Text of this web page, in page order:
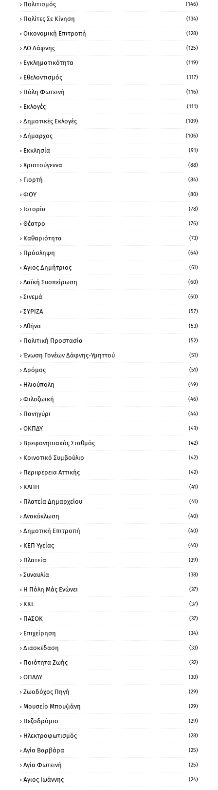
Πολιτισμός (146)
Πολίτες Σε Κίνηση (134)
Οικονομική Επιτροπή (128)
ΑΟ Δάφνης (125)
Εγκληματικότητα (119)
Εθελοντισμός (117)
Πόλη Φωτεινή (116)
Εκλογές (111)
Δημοτικές Εκλογές (109)
Δήμαρχος (106)
Εκκλησία (91)
Χριστούγεννα (88)
Γιορτή (84)
ΦΟΥ (80)
Ιστορία (78)
Θέατρο (76)
Καθαριότητα (73)
Πρόσληψη (64)
Άγιος Δημήτριος (61)
Λαϊκή Συσπείρωση (60)
Σινεμά (60)
ΣΥΡΙΖΑ (57)
Αθήνα (53)
Πολιτική Προστασία (52)
Ένωση Γονέων Δάφνης-Υμηττού (51)
Δρόμος (51)
Ηλιούπολη (49)
Φιλοζωική (46)
Πανηγύρι (44)
ΟΚΠΔΥ (43)
Βρεφονηπιακός Σταθμός (42)
Κοινοτικό Συμβούλιο (42)
Περιφέρεια Αττικής (42)
ΚΑΠΗ (41)
Πλατεία Δημαρχείου (41)
Ανακύκλωση (40)
Δημοτική Επιτροπή (40)
ΚΕΠ Υγείας (40)
Πλατεία (39)
Συναυλία (38)
Η Πόλη Μάς Ενώνει (37)
ΚΚΕ (37)
ΠΑΣΟΚ (37)
Επιχείρηση (34)
Διασκέδαση (33)
Ποιότητα Ζωής (32)
ΟΠΑΔΥ (30)
Ζωοδόχος Πηγή (29)
Μουσείο Μπουζιάνη (29)
Πεζοδρόμιο (29)
Ηλεκτροφωτισμός (28)
Αγία Βαρβάρα (25)
Αγία Φωτεινή (25)
Άγιος Ιωάννης (24)